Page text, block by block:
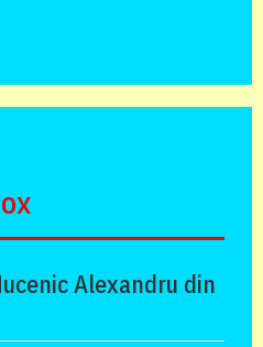
Alexandru din